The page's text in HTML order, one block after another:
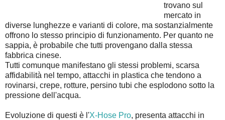
trovano sul
mercato in
diverse lunghezze e varianti di colore, ma sostanzialmente
offrono lo stesso principio di funzionamento. Per quanto ne
sappia, è probabile che tutti provengano dalla stessa
fabbrica cinese.
Tutti comunque manifestano gli stessi problemi, scarsa
affidabilità nel tempo, attacchi in plastica che tendono a
rovinarsi, crepe, rotture, persino tubi che esplodono sotto la
pressione dell'acqua.
Evoluzione di questi è l'X-Hose Pro, presenta attacchi in